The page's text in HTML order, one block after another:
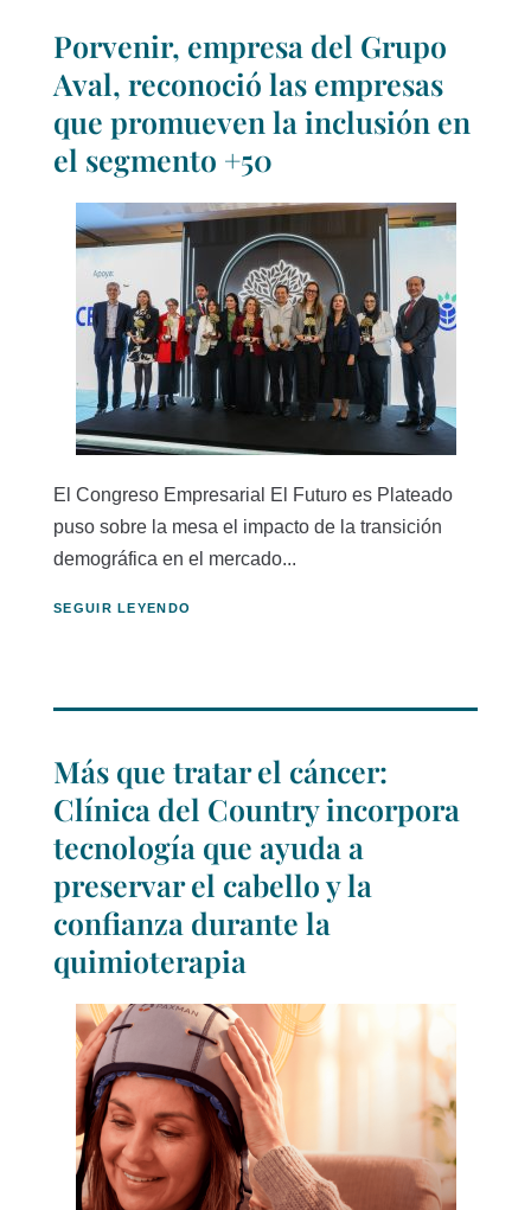
Porvenir, empresa del Grupo
Aval, reconoció las empresas
que promueven la inclusión en
el segmento +50
El Congreso Empresarial El Futuro es Plateado
puso sobre la mesa el impacto de la transición
demográfica en el mercado...
SEGUIR LEYENDO
Más que tratar el cáncer:
Clínica del Country incorpora
tecnología que ayuda a
preservar el cabello y la
confianza durante la
quimioterapia